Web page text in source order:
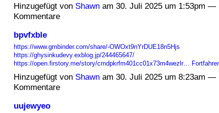
Hinzugefügt von Shawnam 30. Juli 2025 um 1:53pm —
Kommentare
bpvfxble
https://www.gmbinder.com/share/-OWOxt9nYrDUE18n5Hjs
https://ghysinkudevy.exblog.jp/244465647/
https://open.firstory.me/story/cmdpkrfm401cc01x73m4wezlr…
Hinzugefügt von Shawnam 30. Juli 2025 um 8:23am —
Kommentare
uujewyeo